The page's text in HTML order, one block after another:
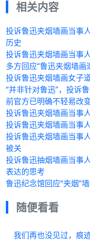
相关内容
投诉鲁迅夹烟墙画当事
历史
投诉鲁迅夹烟墙画当事
多方回应“鲁迅夹烟墙
投诉鲁迅夹烟墙画女子
“并非针对鲁迅”，投诉
前官方已明确不轻易改
投诉鲁迅夹烟墙画当事
投诉鲁迅夹烟墙画当事
投诉鲁迅夹烟墙画当事
被关
投诉鲁迅抽烟墙画当事
表达的思考
鲁迅纪念馆回应“夹烟”
随便看看
我们再也没见过，痕